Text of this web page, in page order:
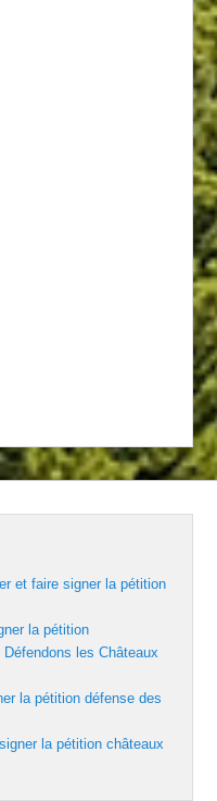
et faire signer la pétition
la pétition
Défendons les Châteaux
la pétition défense des
signer la pétition châteaux